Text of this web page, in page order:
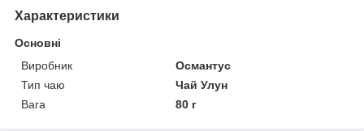
Характеристики
Основні
Виробник
Османтус
Тип чаю
Чай Улун
Вага
80 г